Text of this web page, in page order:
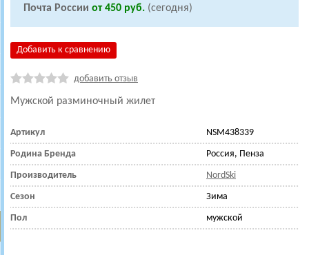
Почта России от 450 руб. (сегодня)
Добавить к сравнению
добавить отзыв
Мужской разминочный жилет
Артикул NSM438339
Родина Бренда Россия, Пенза
Производитель NordSki
Сезон Зима
Пол мужской